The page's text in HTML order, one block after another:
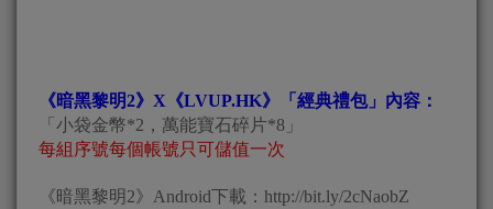
《暗黑黎明2》X《LVUP.HK》「經典禮包」內容：
「小袋金幣*2，萬能寶石碎片*8」
每組序號每個帳號只可儲值一次
《暗黑黎明2》Android下載：http://bit.ly/2cNaobZ